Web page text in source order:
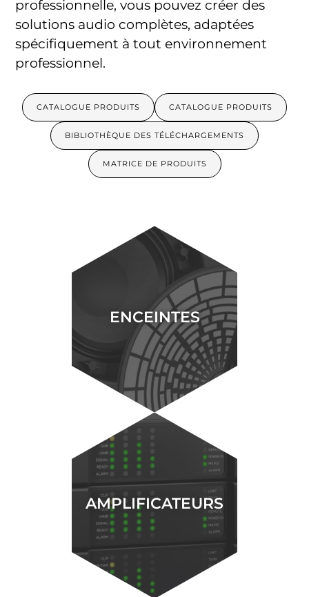
professionnelle, vous pouvez créer des
solutions audio complètes, adaptées
spécifiquement à tout environnement
professionnel.
CATALOGUE PRODUITS CATALOGUE PRODUITS
BIBLIOTHÈQUE DES TÉLÉCHARGEMENTS
MATRICE DE PRODUITS
ENCEINTES
AMPLIFICATEURS